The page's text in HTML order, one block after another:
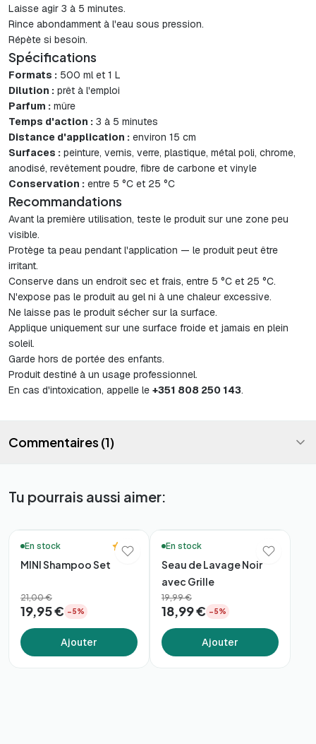
Laisse agir 3 à 5 minutes.
Rince abondamment à l'eau sous pression.
Répète si besoin.
Spécifications
Formats : 500 ml et 1 L
Dilution : prêt à l'emploi
Parfum : mûre
Temps d'action : 3 à 5 minutes
Distance d'application : environ 15 cm
Surfaces : peinture, vernis, verre, plastique, métal poli, chrome,
anodisé, revêtement poudre, fibre de carbone et vinyle
Conservation : entre 5 °C et 25 °C
Recommandations
Avant la première utilisation, teste le produit sur une zone peu
visible.
Protège ta peau pendant l'application — le produit peut être
irritant.
Conserve dans un endroit sec et frais, entre 5 °C et 25 °C.
N'expose pas le produit au gel ni à une chaleur excessive.
Ne laisse pas le produit sécher sur la surface.
Applique uniquement sur une surface froide et jamais en plein
soleil.
Garde hors de portée des enfants.
Produit destiné à un usage professionnel.
En cas d'intoxication, appelle le +351 808 250 143.
Commentaires (1)
Tu pourrais aussi aimer:
En stock
5.0
MINI Shampoo Set
21,00 €
19,95 € −5%
Ajouter
En stock
Seau de Lavage Noir
avec Grille
19,99 €
18,99 € −5%
Ajouter